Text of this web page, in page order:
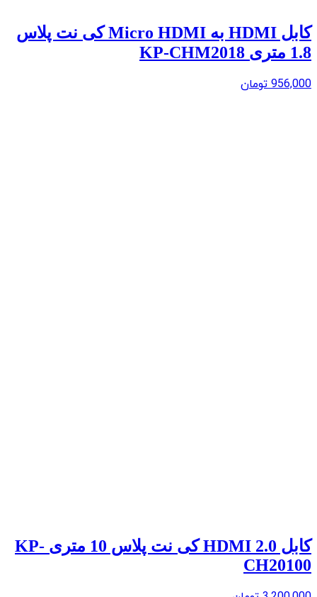
کابل HDMI به Micro HDMI کی نت پلاس
1.8 متری KP-CHM2018
956,000 تومان
کابل 2.0 HDMI کی نت پلاس 10 متری KP-
CH20100